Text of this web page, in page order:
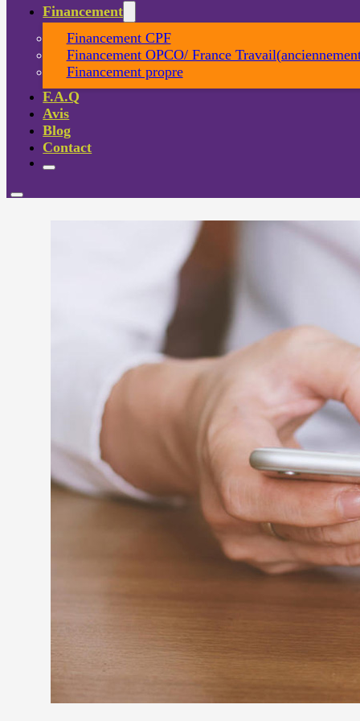
Financement
Financement CPF
Financement OPCO/ France
Financement propre
F.A.Q
Avis
Blog
Contact